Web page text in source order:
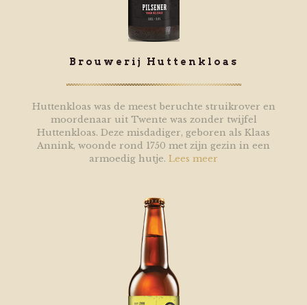
Brouwerij Huttenkloas
Huttenkloas was de meest beruchte struikrover en
moordenaar uit Twente was zonder twijfel
Huttenkloas. Deze misdadiger, geboren als Klaas
Annink, woonde rond 1750 met zijn gezin in een
armoedig hutje. Lees meer